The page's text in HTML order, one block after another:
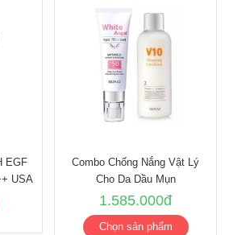
EGF
USA
Combo Chống Nắng Vật Lý
Cho Da Dầu Mụn
1.585.000đ
Chọn sản phẩm